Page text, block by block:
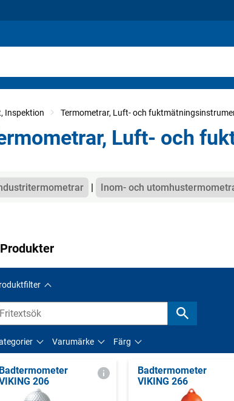
Inspektion Termometrar, Luft- och
Luft- och
Inom- och
Varumärke Färg
Badtermometer
206
Badtermometer
VIKING 266